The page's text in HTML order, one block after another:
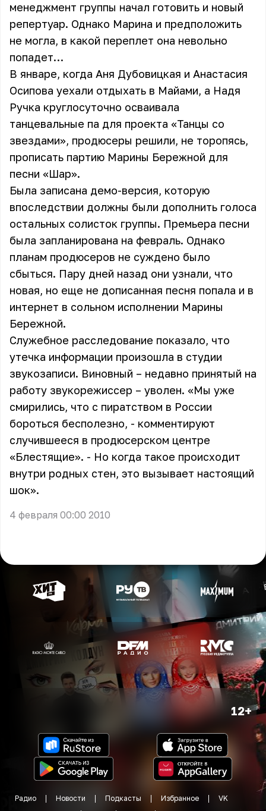
менеджмент группы начал готовить и новый
репертуар. Однако Марина и предположить
не могла, в какой переплет она невольно
попадет…
В январе, когда Аня Дубовицкая и Анастасия
Осипова уехали отдыхать в Майами, а Надя
Ручка круглосуточно осваивала
танцевальные па для проекта «Танцы со
звездами», продюсеры решили, не торопясь,
прописать партию Марины Бережной для
песни «Шар».
Была записана демо-версия, которую
впоследствии должны были дополнить голоса
остальных солисток группы. Премьера песни
была запланирована на февраль. Однако
планам продюсеров не суждено было
сбыться. Пару дней назад они узнали, что
новая, но еще не дописанная песня попала и в
интернет в сольном исполнении Марины
Бережной.
Служебное расследование показало, что
утечка информации произошла в студии
звукозаписи. Виновный – недавно принятый на
работу звукорежиссер – уволен. «Мы уже
смирились, что с пиратством в России
бороться бесполезно, - комментируют
случившееся в продюсерском центре
«Блестящие». - Но когда такое происходит
внутри родных стен, это вызывает настоящий
шок».
4 февраля 00:00 2010
12+
Радио Новости Подкасты Избранное
VK